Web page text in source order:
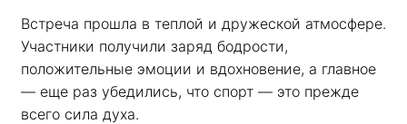
Встреча прошла в теплой и дружеской атмосфере.
Участники получили заряд бодрости,
положительные эмоции и вдохновение, а главное
— еще раз убедились, что спорт — это прежде
всего сила духа.